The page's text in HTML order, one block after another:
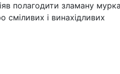
полагодити зламану
і винахідливих